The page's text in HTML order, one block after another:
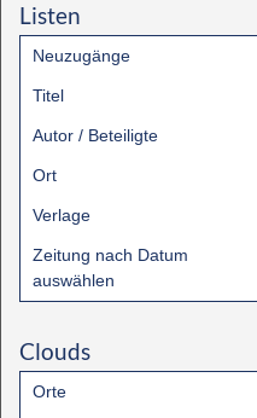
Listen
Neuzugänge
Titel
Autor / Beteiligte
Ort
Verlage
Zeitung nach Datum
auswählen
Clouds
Orte